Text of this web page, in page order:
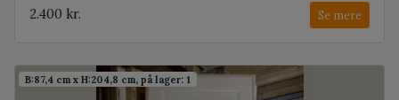
2.400 kr.
Se mere
B:87,4 cm x H:204,8 cm, på lager: 1